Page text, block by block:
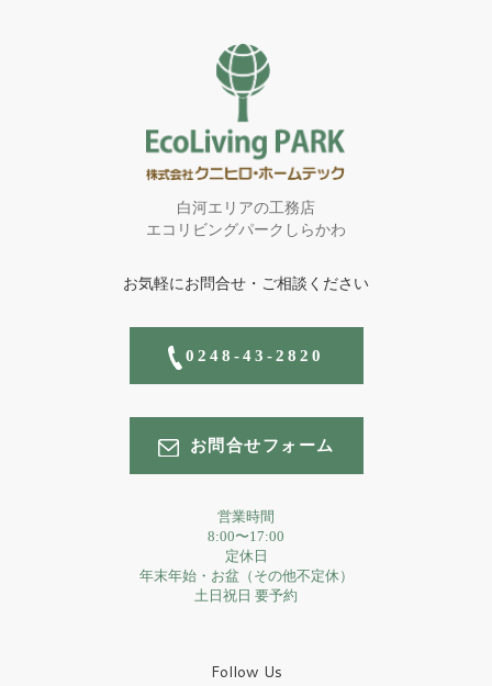
白河エリアの工務店
エコリビングパークしらかわ
お気軽にお問合せ・ご相談ください
0248-43-2820
お問合せフォーム
営業時間
8:00〜17:00
定休日
年末年始・お盆（その他不定休）
土日祝日 要予約
Follow Us